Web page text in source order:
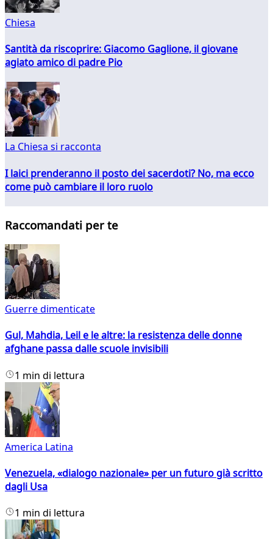
Chiesa
Santità da riscoprire: Giacomo Gaglione, il giovane
agiato amico di padre Pio
La Chiesa si racconta
I laici prenderanno il posto dei sacerdoti? No, ma ecco
come può cambiare il loro ruolo
Raccomandati per te
Guerre dimenticate
Gul, Mahdia, Leil e le altre: la resistenza delle donne
afghane passa dalle scuole invisibili
1 min di lettura
America Latina
Venezuela, «dialogo nazionale» per un futuro già scritto
dagli Usa
1 min di lettura